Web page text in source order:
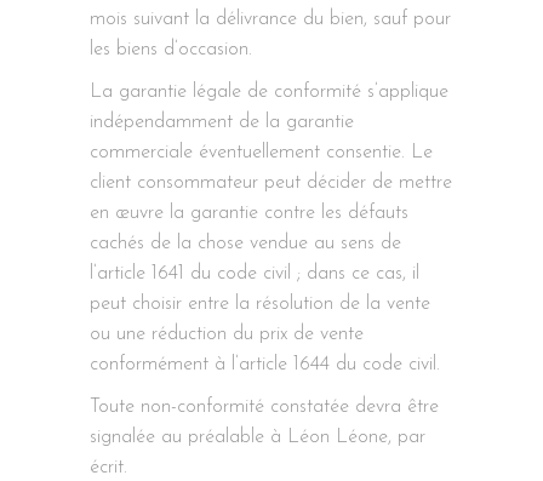
mois suivant la délivrance du bien, sauf pour
les biens d’occasion.
La garantie légale de conformité s’applique
indépendamment de la garantie
commerciale éventuellement consentie. Le
client consommateur peut décider de mettre
en œuvre la garantie contre les défauts
cachés de la chose vendue au sens de
l’article 1641 du code civil ; dans ce cas, il
peut choisir entre la résolution de la vente
ou une réduction du prix de vente
conformément à l’article 1644 du code civil.
Toute non-conformité constatée devra être
signalée au préalable à Léon Léone, par
écrit.